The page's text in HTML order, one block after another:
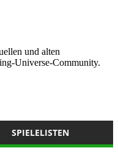
und alten
Universe-Community.
SPIELELISTEN